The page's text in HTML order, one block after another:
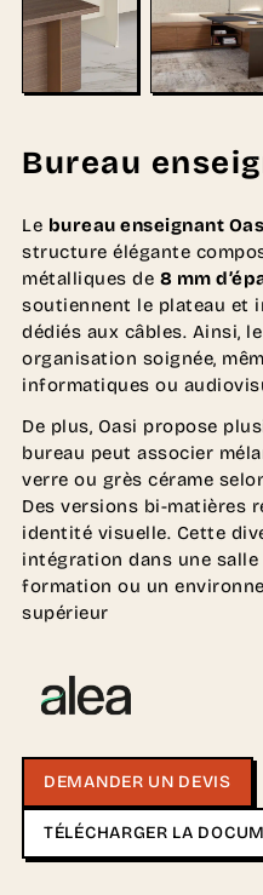
Bureau
Le bureau enseignant
structure élégante
métalliques de 8 mm
soutiennent le plateau et
dédiés aux câbles. Ainsi,
organisation soignée,
informatiques ou
De plus, Oasi propose
bureau peut associer
verre ou grès cérame
Des versions bi-matières
identité visuelle. Cette
intégration dans une salle
formation ou un
supérieur
DEMANDER UN DEVIS
TÉLÉCHARGER LA